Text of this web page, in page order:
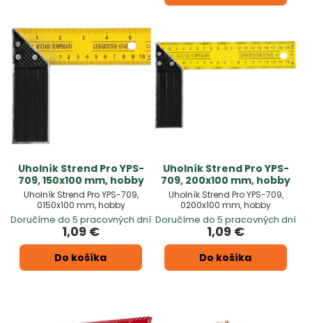
Uholník Strend Pro YPS-
709, 150x100 mm, hobby
Uholník Strend Pro YPS-709,
0150x100 mm, hobby
Doručíme do 5 pracovných dní
1,09 €
Do košíka
Uholník Strend Pro YPS-
709, 200x100 mm, hobby
Uholník Strend Pro YPS-709,
0200x100 mm, hobby
Doručíme do 5 pracovných dní
1,09 €
Do košíka